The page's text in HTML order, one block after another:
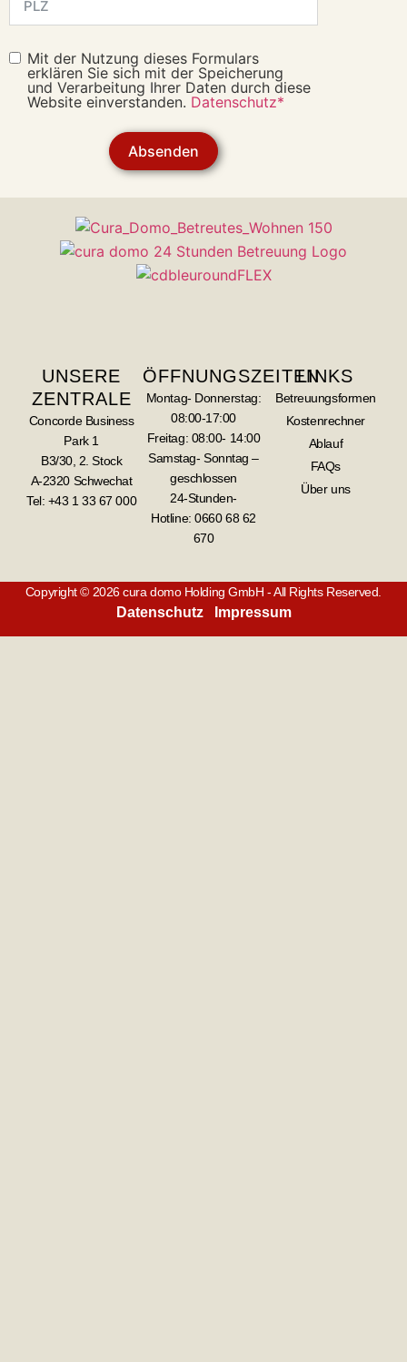
Mit der Nutzung dieses Formulars
erklären Sie sich mit der Speicherung
und Verarbeitung Ihrer Daten durch diese
Website einverstanden. Datenschutz*
Absenden
UNSERE
ZENTRALE
Concorde Business
Park 1
B3/30, 2. Stock
A-2320 Schwechat
Tel: +43 1 33 67 000
ÖFFNUNGSZEITEN
Montag- Donnerstag:
08:00-17:00
Freitag: 08:00- 14:00
Samstag- Sonntag –
geschlossen
24-Stunden-
Hotline: 0660 68 62
670
LINKS
Betreuungsformen
Kostenrechner
Ablauf
FAQs
Über uns
Copyright © 2026 cura domo Holding GmbH - All Rights Reserved.
Datenschutz Impressum